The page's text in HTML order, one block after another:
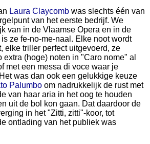
Laura Claycomb was slechts één van
van het eerste bedrijf. We
van in de Vlaamse Opera en in de
ze fe-no-me-naal. Elke noot wordt
elke triller perfect uitgevoerd, ze
extra (hoge) noten in "Caro nome" al
met een messa di voce waar je
was dan ook een gelukkige keuze
Palumbo om nadrukkelijk de rust met
van haar aria in het oog te houden
uit de bol kon gaan. Dat daardoor de
in het "Zitti, zitti"-koor, tot
ontlading van het publiek was